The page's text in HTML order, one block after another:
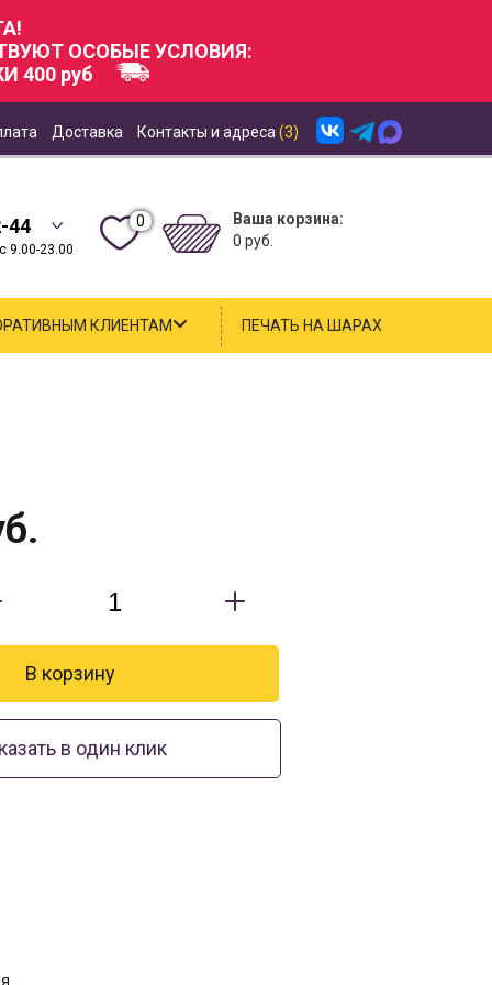
ОСОБЫЕ УСЛОВИЯ:
400 руб
Доставка Контакты и адреса (3)
44
9.00-23.00
0
Ваша корзина:
0 руб.
КЛИЕНТАМ ПЕЧАТЬ НА ШАРАХ
в один клик